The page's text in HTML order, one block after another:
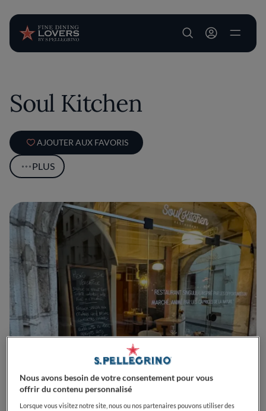
User account
Soul Kitchen
AJOUTER AUX FAVORIS
PLUS
Nous avons besoin de votre consentement pour vous
offrir du contenu personnalisé
Lorsque vous visitez notre site, nous ou nos partenaires pouvons utiliser des